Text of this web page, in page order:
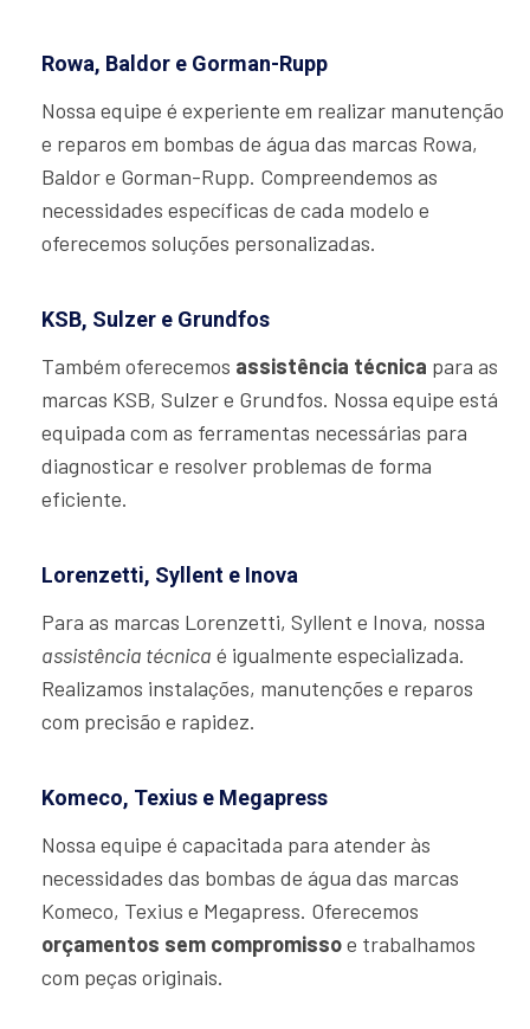
Rowa, Baldor e Gorman-Rupp
Nossa equipe é experiente em realizar manutenção
e reparos em bombas de água das marcas Rowa,
Baldor e Gorman-Rupp. Compreendemos as
necessidades específicas de cada modelo e
oferecemos soluções personalizadas.
KSB, Sulzer e Grundfos
Também oferecemos assistência técnica para as
marcas KSB, Sulzer e Grundfos. Nossa equipe está
equipada com as ferramentas necessárias para
diagnosticar e resolver problemas de forma
eficiente.
Lorenzetti, Syllent e Inova
Para as marcas Lorenzetti, Syllent e Inova, nossa
assistência técnica é igualmente especializada.
Realizamos instalações, manutenções e reparos
com precisão e rapidez.
Komeco, Texius e Megapress
Nossa equipe é capacitada para atender às
necessidades das bombas de água das marcas
Komeco, Texius e Megapress. Oferecemos
orçamentos sem compromissoe trabalhamos
com peças originais.